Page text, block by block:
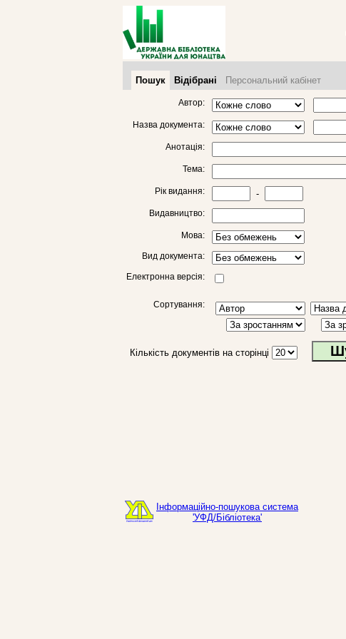
Пошук Відібрані Персональний кабінет
Автор:
Назва документа:
Анотація:
Тема:
Рік видання: -
Видавництво:
Мова:
Вид документа:
Електронна версія:
Сортування:
Кількість документів на сторінці
Інформаційно-пошукова система
'УФД/Бібліотека'